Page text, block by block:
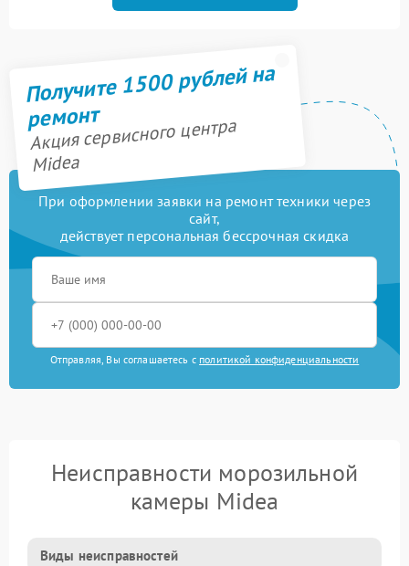
Получите 1500 рублей на
ремонт
Акция сервисного центра
Midea
При оформлении заявки на ремонт техники через
сайт,
действует персональная бессрочная скидка
Отправляя, Вы соглашаетесь с политикой конфиденциальности
Неисправности морозильной
камеры Midea
Виды неисправностей